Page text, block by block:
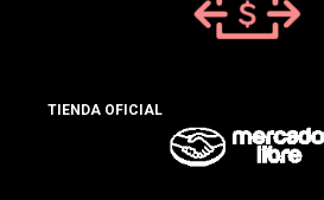
TIENDA OFICIAL